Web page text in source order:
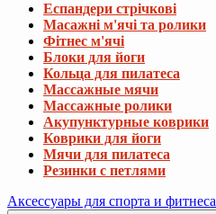
Еспандери стрічкові
Масажні м'ячі та ролики
Фітнес м'ячі
Блоки для йоги
Кольца для пилатеса
Массажные мячи
Массажные ролики
Акупунктурные коврики
Коврики для йоги
Мячи для пилатеса
Резинки с петлями
Аксессуары для спорта и фитнеса